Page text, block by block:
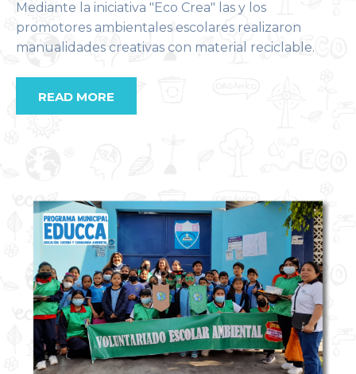
Mediante la iniciativa "Eco Crea" las y los
promotores ambientales escolares realizaron
manualidades creativas con material reciclable.
READ MORE